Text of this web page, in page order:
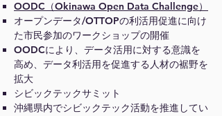
OODC（Okinawa Open Data Challenge）
オープンデータ/OTTOPの利活用促進に向け
た市民参加のワークショップの開催
OODCにより、データ活用に対する意識を
高め、データ利活用を促進する人材の裾野を
拡大
シビックテックサミット
沖縄県内でシビックテック活動を推進してい